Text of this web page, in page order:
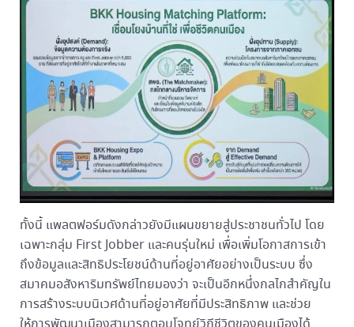
ทั้งนี้ แพลตฟอร์มดังกล่าวยังมีแผนขยายสู่ประชาชนทั่วไป โดย
เฉพาะกลุ่ม First Jobber และคนรุ่นใหม่ เพื่อเพิ่มโอกาสการเข้า
ถึงข้อมูลและสิทธิประโยชน์ด้านที่อยู่อาศัยอย่างเป็นระบบ ซึ่ง
สมาคมอสังหาริมทรัพย์ไทยมองว่า จะเป็นอีกหนึ่งกลไกสำคัญใน
การสร้างระบบนิเวศด้านที่อยู่อาศัยที่มีประสิทธิภาพ และช่วย